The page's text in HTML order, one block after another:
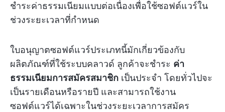
ชำระค่าธรรมเนียมแบบต่อเนื่องเพื่อใช้ซอฟต์แวร์ใน
ช่วงระยะเวลาที่กำหนด
ใบอนุญาตซอฟต์แวร์ประเภทนี้มักเกี่ยวข้องกับ
ผลิตภัณฑ์ที่ใช้ระบบคลาวด์ ลูกค้าจะชำระ ค่า
ธรรมเนียมการสมัครสมาชิก เป็นประจำ โดยทั่วไปจะ
เป็นรายเดือนหรือรายปี และสามารถใช้งาน
ซอฟต์แวร์ได้เฉพาะในช่วงระยะเวลาการสมัคร